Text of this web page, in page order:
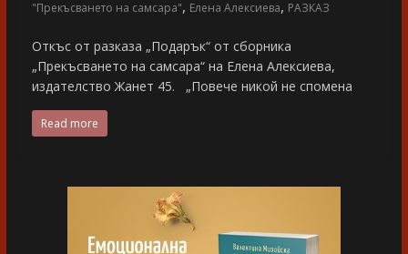
"Прекъсването на самсара", Елена Алексиева, РАЗКАЗ
Откъс от разказа „Подарък“ от сборника
„Прекъсването на самсара“ на Елена Алексиева,
издателство Жанет 45. „Повече никой не спомена
Read more